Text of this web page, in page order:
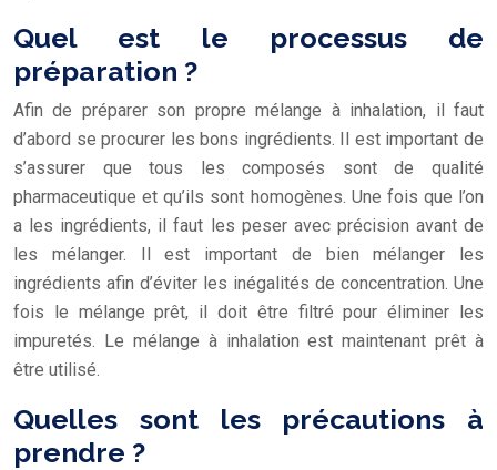
Quel est le processus de
préparation ?
Afin de préparer son propre mélange à inhalation, il faut
d’abord se procurer les bons ingrédients. Il est important de
s’assurer que tous les composés sont de qualité
pharmaceutique et qu’ils sont homogènes. Une fois que l’on
a les ingrédients, il faut les peser avec précision avant de
les mélanger. Il est important de bien mélanger les
ingrédients afin d’éviter les inégalités de concentration. Une
fois le mélange prêt, il doit être filtré pour éliminer les
impuretés. Le mélange à inhalation est maintenant prêt à
être utilisé.
Quelles sont les précautions à
prendre ?